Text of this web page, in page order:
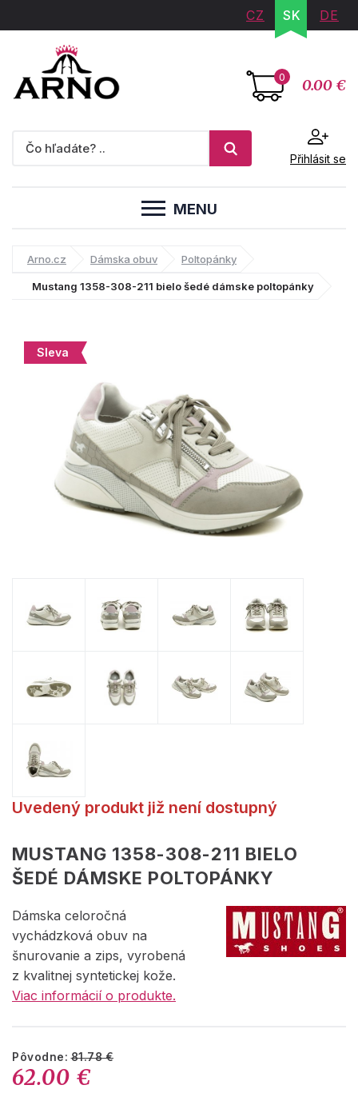
CZ SK DE
0 0.00 €
Přihlásit se
MENU
Arno.cz Dámska obuv Poltopánky
Mustang 1358-308-211 bielo šedé dámske poltopánky
Sleva
Uvedený produkt již není dostupný
MUSTANG 1358-308-211 BIELO
ŠEDÉ DÁMSKE POLTOPÁNKY
Dámska celoročná
vychádzková obuv na
šnurovanie a zips, vyrobená
z kvalitnej syntetickej kože.
Viac informácií o produkte.
Pôvodne:81.78 €
62.00 €